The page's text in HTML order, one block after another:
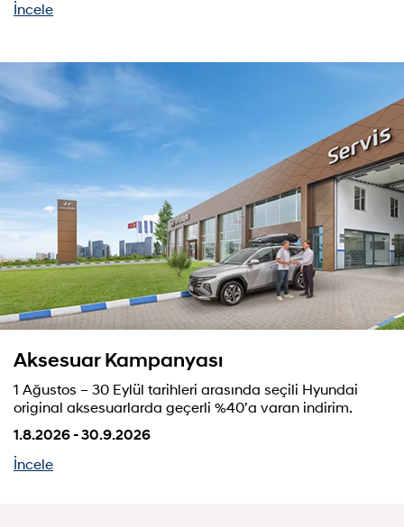
İncele
Aksesuar Kampanyası
1 Ağustos – 30 Eylül tarihleri arasında seçili Hyundai
original aksesuarlarda geçerli %40’a varan indirim.
1.8.2026 - 30.9.2026
İncele